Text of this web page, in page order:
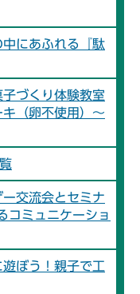
中にあふれる『駄
子づくり体験教室
（卵不使用）～
ー交流会とセミナ
コミュニケーショ
遊ぼう！親子で工